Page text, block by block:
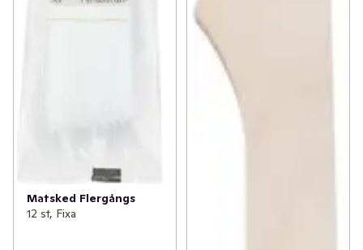
Matsked Flergångs
12 st, Fixa